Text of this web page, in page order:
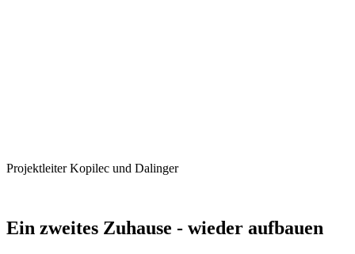
Projektleiter Kopilec und Dalinger
Ein zweites Zuhause - wieder aufbauen